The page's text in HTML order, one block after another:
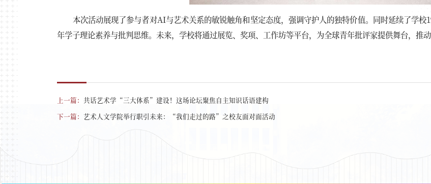
本次活动展现了参与者对AI与艺术关系的敏锐触角和坚定态度，强调守护人的独特价值。同时延续了学
年学子理论素养与批判思维。未来，学校将通过展览、奖项、工作坊等平台，为全球青年批评家提供舞台，推
上一篇： 共话艺术学“三大体系”建设！这场论坛聚焦自主知识话语建构
下一篇： 艺术人文学院举行职引未来：“我们走过的路”之校友面对面活动